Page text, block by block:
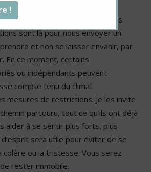
conduire et non vous laisser
doivent vous guider, pas vous
sont là pour nous envoyer un
et non se laisser envahir, par
En ce moment, certains
ou indépendants peuvent
compte tenu du climat
mesures de restrictions. Je les invite
parcouru, tout ce qu’ils ont déjà
aider à se sentir plus forts, plus
sera utile pour éviter de se
ou la tristesse. Vous serez
rester immobile.